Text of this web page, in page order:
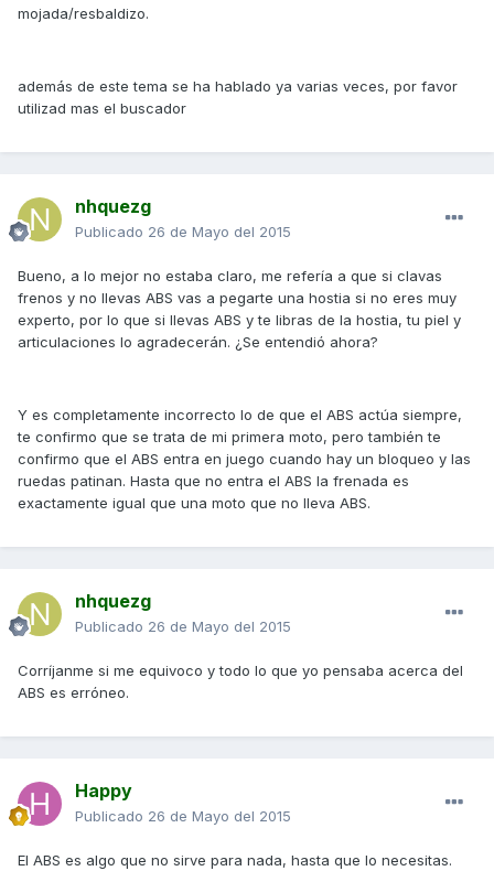
mojada/resbaldizo.
además de este tema se ha hablado ya varias veces, por favor
utilizad mas el buscador
nhquezg
Publicado 26 de Mayo del 2015
Bueno, a lo mejor no estaba claro, me refería a que si clavas
frenos y no llevas ABS vas a pegarte una hostia si no eres muy
experto, por lo que si llevas ABS y te libras de la hostia, tu piel y
articulaciones lo agradecerán. ¿Se entendió ahora?
Y es completamente incorrecto lo de que el ABS actúa siempre,
te confirmo que se trata de mi primera moto, pero también te
confirmo que el ABS entra en juego cuando hay un bloqueo y las
ruedas patinan. Hasta que no entra el ABS la frenada es
exactamente igual que una moto que no lleva ABS.
nhquezg
Publicado 26 de Mayo del 2015
Corríjanme si me equivoco y todo lo que yo pensaba acerca del
ABS es erróneo.
Happy
Publicado 26 de Mayo del 2015
El ABS es algo que no sirve para nada, hasta que lo necesitas.